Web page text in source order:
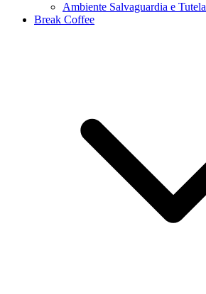
Ambiente Salvaguardia e Tutela
Break Coffee